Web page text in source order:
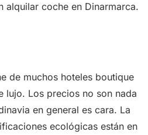
alquilar coche en Dinarmarca.
de muchos hoteles boutique
lujo. Los precios no son nada
en general es cara. La
ecológicas están en